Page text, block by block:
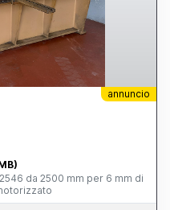
annuncio
da 2500 mm per 6 mm di